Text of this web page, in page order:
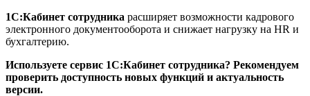
1С:Кабинет сотрудника расширяет возможности кадрового
электронного документооборота и снижает нагрузку на HR и
бухгалтерию.
Используете сервис 1С:Кабинет сотрудника? Рекомендуем
проверить доступность новых функций и актуальность
версии.